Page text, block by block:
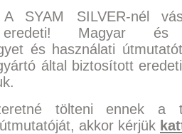
A SYAM SILVER-nél
Magyar és
és használati
által biztosított
tölteni ennek a
akkor kérjük